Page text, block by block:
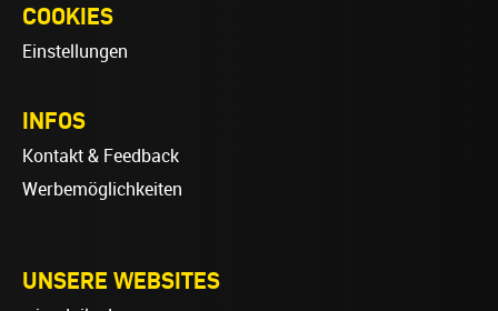
COOKIES
Einstellungen
INFOS
Kontakt & Feedback
Werbemöglichkeiten
UNSERE WEBSITES